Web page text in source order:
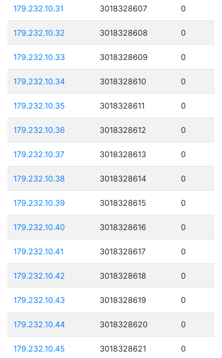
179.232.10.31 3018328607 0
179.232.10.32 3018328608 0
179.232.10.33 3018328609 0
179.232.10.34 3018328610 0
179.232.10.35 3018328611 0
179.232.10.36 3018328612 0
179.232.10.37 3018328613 0
179.232.10.38 3018328614 0
179.232.10.39 3018328615 0
179.232.10.40 3018328616 0
179.232.10.41 3018328617 0
179.232.10.42 3018328618 0
179.232.10.43 3018328619 0
179.232.10.44 3018328620 0
179.232.10.45 3018328621 0